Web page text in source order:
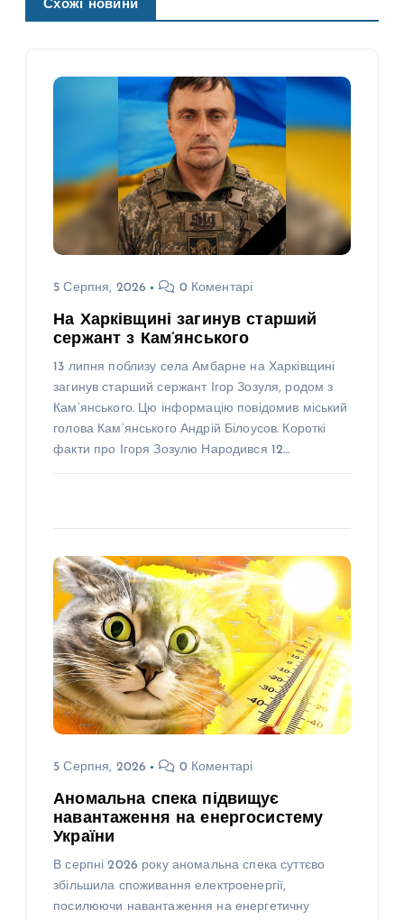
Схожі новини
5 Серпня, 2026 0 Коментарі
На Харківщині загинув старший
сержант з Кам’янського
13 липня поблизу села Амбарне на Харківщині
загинув старший сержант Ігор Зозуля, родом з
Кам’янського. Цю інформацію повідомив міський
голова Кам’янського Андрій Білоусов. Короткі
факти про Ігоря Зозулю Народився 12…
5 Серпня, 2026 0 Коментарі
Аномальна спека підвищує
навантаження на енергосистему
України
В серпні 2026 року аномальна спека суттєво
збільшила споживання електроенергії,
посилюючи навантаження на енергетичну